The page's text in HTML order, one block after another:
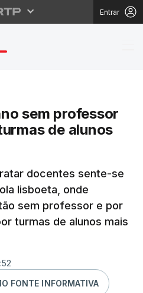
Entrar
1.º ano
sem professor
de alunos
docentes sente-se
lisboeta, onde
sem professor e por
turmas de alunos mais
FONTE INFORMATIVA